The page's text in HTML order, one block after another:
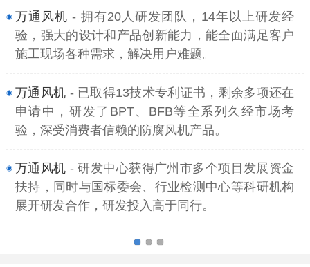
万通风机 - 拥有20人研发团队，14年以上研发经
验，强大的设计和产品创新能力，能全面满足客户
施工现场各种需求，解决用户难题。
万通风机 - 已取得13技术专利证书，剩余多项还在
申请中，研发了BPT、BFB等全系列久经市场考
验，深受消费者信赖的防腐风机产品。
万通风机 - 研发中心获得广州市多个项目发展资金
扶持，同时与国标委会、行业检测中心等科研机构
展开研发合作，研发投入高于同行。